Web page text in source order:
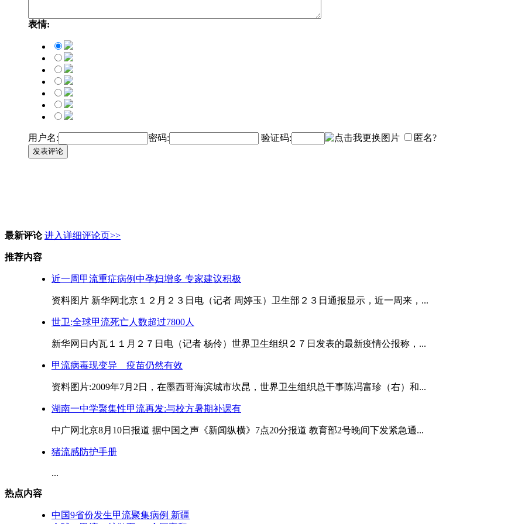
表情:
用户名: 密码: 验证码: 匿名?
发表评论
最新评论 进入详细评论页>>
推荐内容
近一周甲流重症病例中孕妇增多 专家建议积极
资料图片 新华网北京１２月２３日电（记者 周婷玉）卫生部２３日通报显示，近一周来，...
世卫:全球甲流死亡人数超过7800人
新华网日内瓦１１月２７日电（记者 杨伶）世界卫生组织２７日发表的最新疫情公报称，...
甲流病毒现变异 疫苗仍然有效
资料图片:2009年7月2日，在墨西哥海滨城市坎昆，世界卫生组织总干事陈冯富珍（右）和...
湖南一中学聚集性甲流再发:与校方暑期补课有
中广网北京8月10日报道 据中国之声《新闻纵横》7点20分报道 教育部2号晚间下发紧急通...
猪流感防护手册
...
热点内容
中国9省份发生甲流聚集病例 新疆